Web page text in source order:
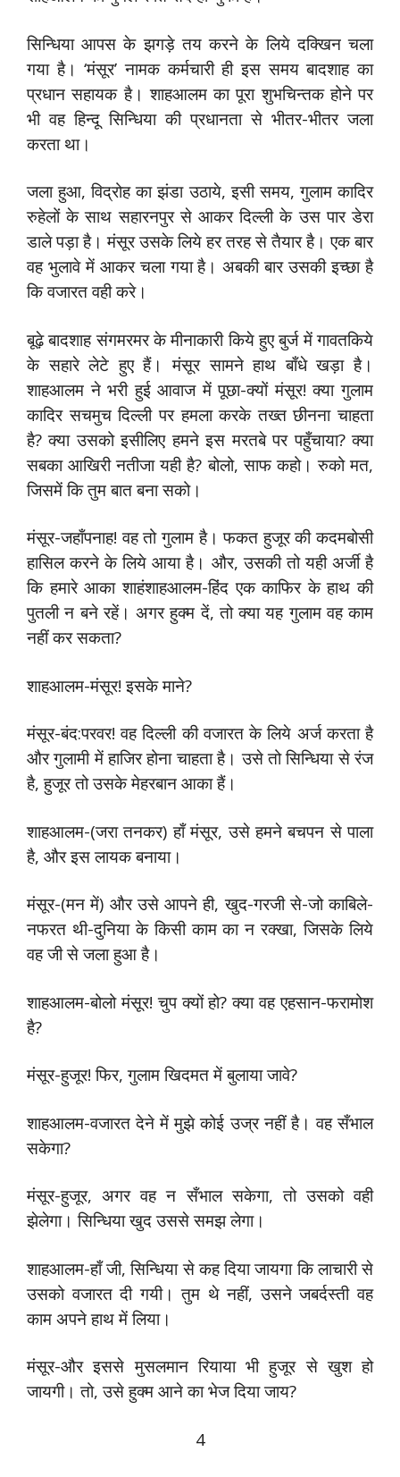
सिन्धिया आपस के झगड़े तय करने के लिये दक्खिन चला
गया है। ‘मंसूर’ नामक कर्मचारी ही इस समय बादशाह का
प्रधान सहायक है। शाहआलम का पूरा शुभचिन्तक होने पर
भी वह हिन्दू सिन्धिया की प्रधानता से भीतर-भीतर जला
करता था।
जला हुआ, विद्रोह का झंडा उठाये, इसी समय, गुलाम कादिर
रुहेलों के साथ सहारनपुर से आकर दिल्ली के उस पार डेरा
डाले पड़ा है। मंसूर उसके लिये हर तरह से तैयार है। एक बार
वह भुलावे में आकर चला गया है। अबकी बार उसकी इच्छा है
कि वजारत वही करे।
बूढ़े बादशाह संगमरमर के मीनाकारी किये हुए बुर्ज में गावतकिये
के सहारे लेटे हुए हैं। मंसूर सामने हाथ बाँधे खड़ा है।
शाहआलम ने भरी हुई आवाज में पूछा-क्यों मंसूर! क्या गुलाम
कादिर सचमुच दिल्ली पर हमला करके तख्त छीनना चाहता
है? क्या उसको इसीलिए हमने इस मरतबे पर पहुँचाया? क्या
सबका आखिरी नतीजा यही है? बोलो, साफ कहो। रुको मत,
जिसमें कि तुम बात बना सको।
मंसूर-जहाँपनाह! वह तो गुलाम है। फकत हुजूर की कदमबोसी
हासिल करने के लिये आया है। और, उसकी तो यही अर्जी है
कि हमारे आका शाहंशाहआलम-हिंद एक काफिर के हाथ की
पुतली न बने रहें। अगर हुक्म दें, तो क्या यह गुलाम वह काम
नहीं कर सकता?
शाहआलम-मंसूर! इसके माने?
मंसूर-बंद:परवर! वह दिल्ली की वजारत के लिये अर्ज करता है
और गुलामी में हाजिर होना चाहता है। उसे तो सिन्धिया से रंज
है, हुजूर तो उसके मेहरबान आका हैं।
शाहआलम-(जरा तनकर) हाँ मंसूर, उसे हमने बचपन से पाला
है, और इस लायक बनाया।
मंसूर-(मन में) और उसे आपने ही, खुद-गरजी से-जो काबिले-
नफरत थी-दुनिया के किसी काम का न रक्खा, जिसके लिये
वह जी से जला हुआ है।
शाहआलम-बोलो मंसूर! चुप क्यों हो? क्या वह एहसान-फरामोश
है?
मंसूर-हुजूर! फिर, गुलाम खिदमत में बुलाया जावे?
शाहआलम-वजारत देने में मुझे कोई उज्र नहीं है। वह सँभाल
सकेगा?
मंसूर-हुजूर, अगर वह न सँभाल सकेगा, तो उसको वही
झेलेगा। सिन्धिया खुद उससे समझ लेगा।
शाहआलम-हाँ जी, सिन्धिया से कह दिया जायगा कि लाचारी से
उसको वजारत दी गयी। तुम थे नहीं, उसने जबर्दस्ती वह
काम अपने हाथ में लिया।
मंसूर-और इससे मुसलमान रियाया भी हुजूर से खुश हो
जायगी। तो, उसे हुक्म आने का भेज दिया जाय?
4